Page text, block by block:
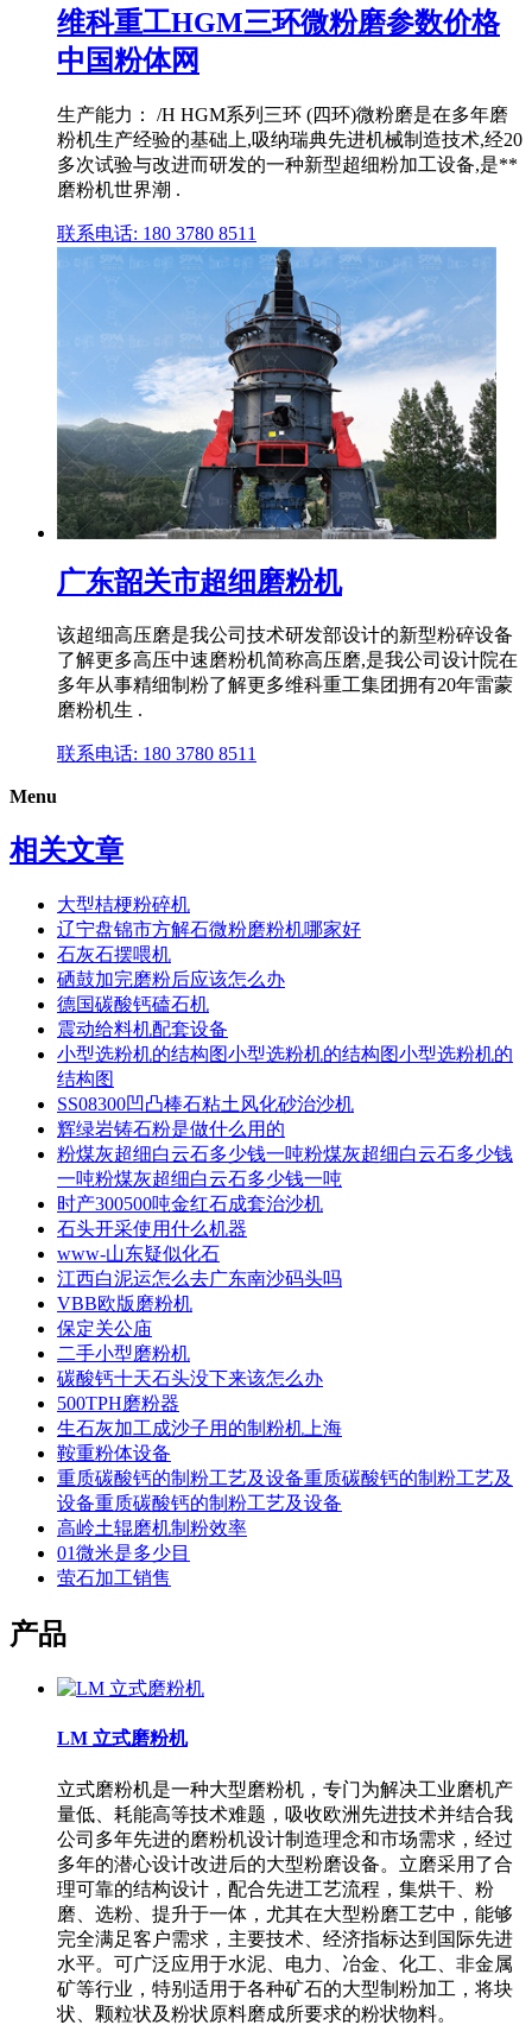
维科重工HGM三环微粉磨参数价格
中国粉体网
生产能力： /H HGM系列三环 (四环)微粉磨是在多年磨
粉机生产经验的基础上,吸纳瑞典先进机械制造技术,经20
多次试验与改进而研发的一种新型超细粉加工设备,是**
磨粉机世界潮 .
联系电话: 180 3780 8511
广东韶关市超细磨粉机
该超细高压磨是我公司技术研发部设计的新型粉碎设备
了解更多高压中速磨粉机简称高压磨,是我公司设计院在
多年从事精细制粉了解更多维科重工集团拥有20年雷蒙
磨粉机生 .
联系电话: 180 3780 8511
Menu
相关文章
大型桔梗粉碎机
辽宁盘锦市方解石微粉磨粉机哪家好
石灰石摆喂机
硒鼓加完磨粉后应该怎么办
德国碳酸钙磕石机
震动给料机配套设备
小型选粉机的结构图小型选粉机的结构图小型选粉机的
结构图
SS08300凹凸棒石粘土风化砂治沙机
辉绿岩铸石粉是做什么用的
粉煤灰超细白云石多少钱一吨粉煤灰超细白云石多少钱
一吨粉煤灰超细白云石多少钱一吨
时产300500吨金红石成套治沙机
石头开采使用什么机器
www-山东疑似化石
江西白泥运怎么去广东南沙码头吗
VBB欧版磨粉机
保定关公庙
二手小型磨粉机
碳酸钙十天石头没下来该怎么办
500TPH磨粉器
生石灰加工成沙子用的制粉机上海
鞍重粉体设备
重质碳酸钙的制粉工艺及设备重质碳酸钙的制粉工艺及
设备重质碳酸钙的制粉工艺及设备
高岭土辊磨机制粉效率
01微米是多少目
萤石加工销售
产品
LM 立式磨粉机
立式磨粉机是一种大型磨粉机，专门为解决工业磨机产
量低、耗能高等技术难题，吸收欧洲先进技术并结合我
公司多年先进的磨粉机设计制造理念和市场需求，经过
多年的潜心设计改进后的大型粉磨设备。立磨采用了合
理可靠的结构设计，配合先进工艺流程，集烘干、粉
磨、选粉、提升于一体，尤其在大型粉磨工艺中，能够
完全满足客户需求，主要技术、经济指标达到国际先进
水平。可广泛应用于水泥、电力、冶金、化工、非金属
矿等行业，特别适用于各种矿石的大型制粉加工，将块
状、颗粒状及粉状原料磨成所要求的粉状物料。